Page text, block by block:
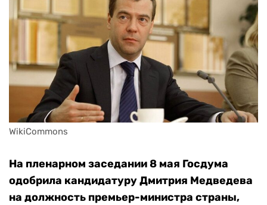
WikiCommons
На пленарном заседании 8 мая Госдума
одобрила кандидатуру Дмитрия Медведева
на должность премьер-министра страны,